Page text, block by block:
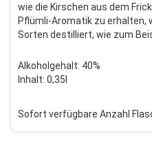
wie die Kirschen aus dem
Pflümli-Aromatik zu erhalten,
Sorten destilliert, wie zum
Alkoholgehalt: 40%
Inhalt: 0,35l
Sofort verfügbare Anzahl